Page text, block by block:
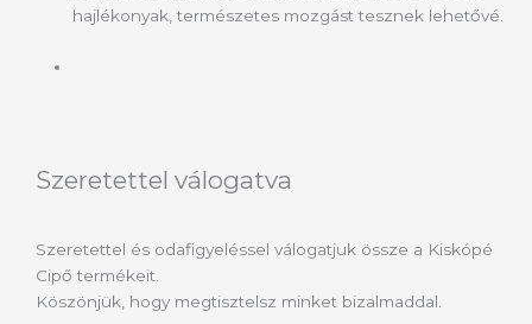
hajlékonyak, természetes mozgást tesznek lehetővé.
Szeretettel válogatva
Szeretettel és odafigyeléssel válogatjuk össze a Kiskópé
Cipő termékeit.
Köszönjük, hogy megtisztelsz minket bizalmaddal.